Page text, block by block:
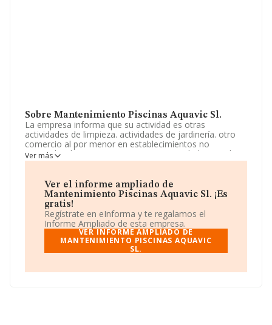
Sobre Mantenimiento Piscinas Aquavic Sl.
La empresa informa que su actividad es otras
actividades de limpieza. actividades de jardinería. otro
comercio al por menor en establecimientos no
especializados. La empresa es una Sociedad Limitada.
Su actividad CNAE es '%cnae%' con código 8123. La
La sociedad españolaMantenimiento Piscinas
Aquavic S.L
, con número de identificación fiscal
B88592761, tiene su domicilio social establecido en
Calle Luis Sauquillo núm. 105 At B, (28944),
Fuenlabrada, Madrid.
En base a la información de la que dispone INFORMA
facturación alcanza la cifra de 1.736 millones de euros y
Ver más
Ver el informe ampliado de
Mantenimiento Piscinas Aquavic Sl. ¡Es
gratis!
Regístrate en eInforma y te regalamos el
Informe Ampliado de esta empresa.
VER INFORME AMPLIADO DE
MANTENIMIENTO PISCINAS AQUAVIC
SL.